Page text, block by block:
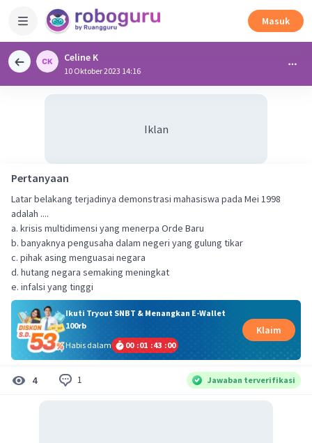
Masuk
Celine K
10 Oktober 2023 14:16
Iklan
Pertanyaan
Latar belakang terjadinya demonstrasi mahasiswa pada Mei 1998
adalah ....
a. krisis multidimensi yang menerpa Orde Baru
b. banyaknya pengusaha dalam negeri yang gulung tikar
c. pihak asing menguasai negara
d. hutang negara semaking meningkat
e. infalsi yang tinggi
Ikuti Tryout SNBT & Menangkan E-Wallet
100rb
Habis dalam
00 :01 :42 :59
Klaim
4 1 Jawaban terverifikasi